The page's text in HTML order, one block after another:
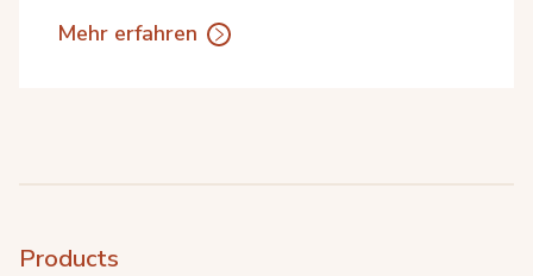
Mehr erfahren
Products